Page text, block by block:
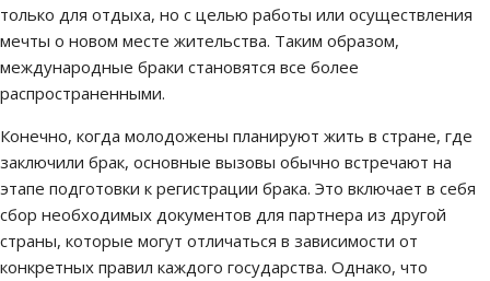
только для отдыха, но с целью работы или осуществления
мечты о новом месте жительства. Таким образом,
международные браки становятся все более
распространенными.
Конечно, когда молодожены планируют жить в стране, где
заключили брак, основные вызовы обычно встречают на
этапе подготовки к регистрации брака. Это включает в себя
сбор необходимых документов для партнера из другой
страны, которые могут отличаться в зависимости от
конкретных правил каждого государства. Однако, что